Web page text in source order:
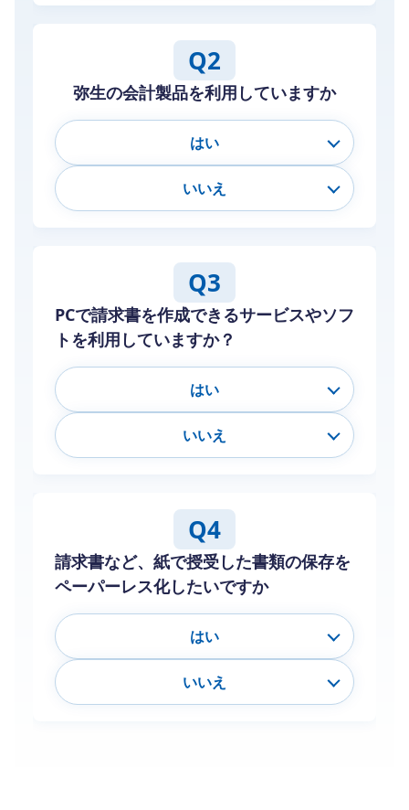
Q2
弥生の会計製品を利用していますか
はい
いいえ
Q3
PCで請求書を作成できるサービスやソフ
トを利用していますか？
はい
いいえ
Q4
請求書など、紙で授受した書類の保存を
ペーパーレス化したいですか
はい
いいえ